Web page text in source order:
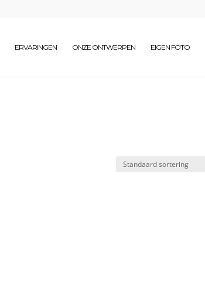
ERVARINGEN ONZE ONTWERPEN EIGEN FOTO